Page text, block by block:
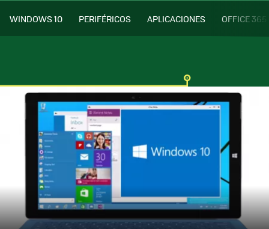
WINDOWS 10 PERIFÉRICOS APLICACIONES OFFICE 365